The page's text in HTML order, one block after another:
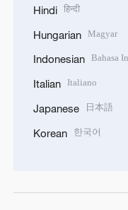
Hindi हिन्दी
Hungarian Magyar
Indonesian Bahasa
Italian Italiano
Japanese 日本語
Korean 한국어